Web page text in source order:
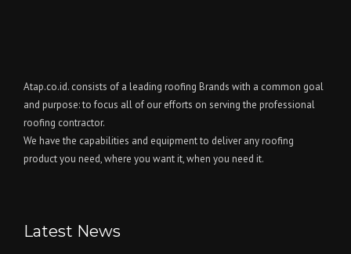
Atap.co.id. consists of a leading roofing Brands with a common goal
and purpose: to focus all of our efforts on serving the professional
roofing contractor.
We have the capabilities and equipment to deliver any roofing
product you need, where you want it, when you need it.
Latest News